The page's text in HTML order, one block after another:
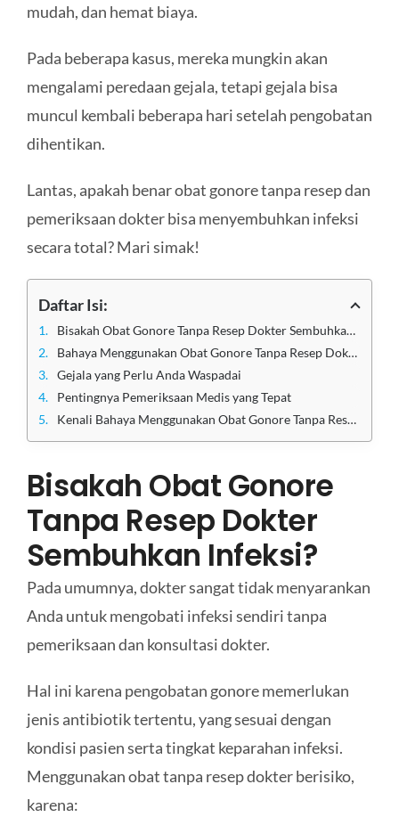
mudah, dan hemat biaya.
Pada beberapa kasus, mereka mungkin akan
mengalami peredaan gejala, tetapi gejala bisa
muncul kembali beberapa hari setelah pengobatan
dihentikan.
Lantas, apakah benar obat gonore tanpa resep dan
pemeriksaan dokter bisa menyembuhkan infeksi
secara total? Mari simak!
Daftar Isi:
Bisakah Obat Gonore Tanpa Resep Dokter Sembuhkan Infeksi?
Bahaya Menggunakan Obat Gonore Tanpa Resep Dokter
Gejala yang Perlu Anda Waspadai
Pentingnya Pemeriksaan Medis yang Tepat
Kenali Bahaya Menggunakan Obat Gonore Tanpa Resep Dokter dengan Konsultasi di Klinik Apollo
Bisakah Obat Gonore
Tanpa Resep Dokter
Sembuhkan Infeksi?
Pada umumnya, dokter sangat tidak menyarankan
Anda untuk mengobati infeksi sendiri tanpa
pemeriksaan dan konsultasi dokter.
Hal ini karena pengobatan gonore memerlukan
jenis antibiotik tertentu, yang sesuai dengan
kondisi pasien serta tingkat keparahan infeksi.
Menggunakan obat tanpa resep dokter berisiko,
karena: